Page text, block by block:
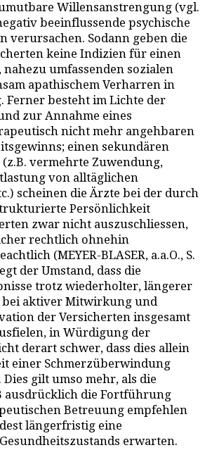
Willensanstrengung (vgl.
beeinflussende psychische
verursachen. Sodann geben die
keine Indizien für einen
umfassenden sozialen
apathischem Verharren in
Ferner besteht im Lichte der
zur Annahme eines
nicht mehr angehbaren
einen sekundären
vermehrte Zuwendung,
von alltäglichen
scheinen die Ärzte bei der durch
Persönlichkeit
zwar nicht auszuschliessen,
rechtlich ohnehin
(MEYER-BLASER, a.a.O., S.
der Umstand, dass die
trotz wiederholter, längerer
bei aktiver Mitwirkung und
der Versicherten insgesamt
in Würdigung der
derart schwer, dass dies allein
einer Schmerzüberwindung
gilt umso mehr, als die
ausdrücklich die Fortführung
Betreuung empfehlen
längerfristig eine
erwarten.